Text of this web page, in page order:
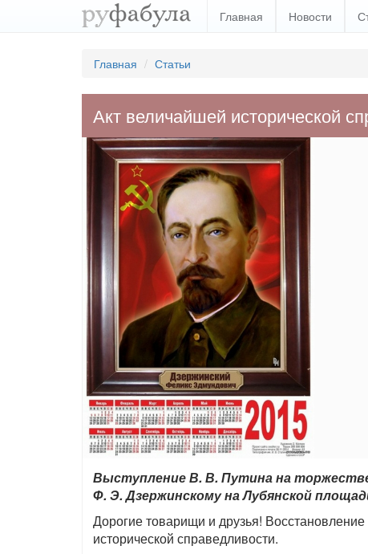
Главная Новости
Главная Статьи
Акт величайшей исторической
Выступление В. В. Путина на
Ф. Э. Дзержинскому на Лубянской
Дорогие товарищи и друзья!
исторической справедливости.